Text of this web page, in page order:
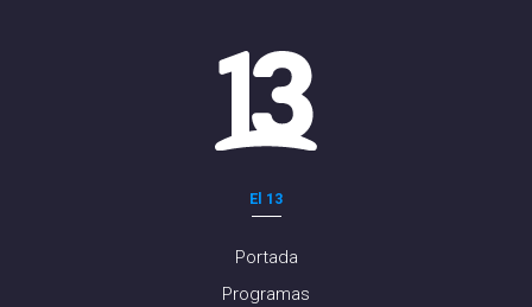
El 13
Portada
Programas